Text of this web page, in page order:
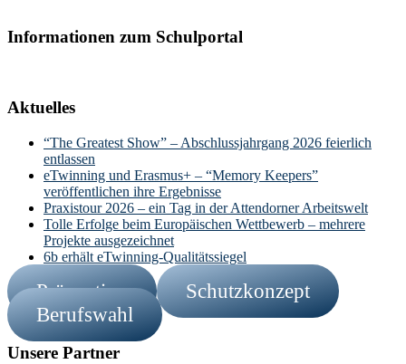
Informationen zum Schulportal
Aktuelles
“The Greatest Show” – Abschlussjahrgang 2026 feierlich
entlassen
eTwinning und Erasmus+ – “Memory Keepers”
veröffentlichen ihre Ergebnisse
Praxistour 2026 – ein Tag in der Attendorner Arbeitswelt
Tolle Erfolge beim Europäischen Wettbewerb – mehrere
Projekte ausgezeichnet
6b erhält eTwinning-Qualitätssiegel
Prävention
Schutzkonzept
Berufswahl
Unsere Partner